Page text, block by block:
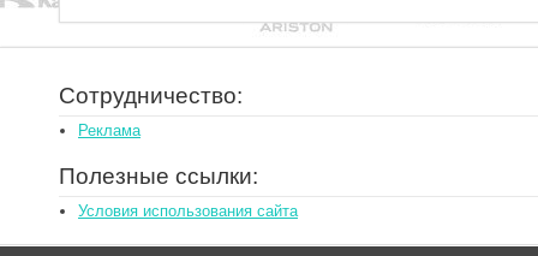
Сотрудничество:
Реклама
Полезные ссылки:
Условия использования сайта